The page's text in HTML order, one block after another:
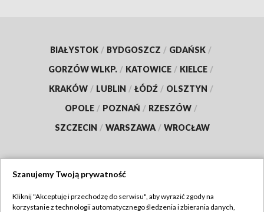
BIAŁYSTOK / BYDGOSZCZ / GDAŃSK /
GORZÓW WLKP. / KATOWICE / KIELCE /
KRAKÓW / LUBLIN / ŁÓDŹ / OLSZTYN /
OPOLE / POZNAŃ / RZESZÓW /
SZCZECIN / WARSZAWA / WROCŁAW
Szanujemy Twoją prywatność
Kliknij "Akceptuję i przechodzę do serwisu", aby wyrazić zgody na
korzystanie z technologii automatycznego śledzenia i zbierania danych,